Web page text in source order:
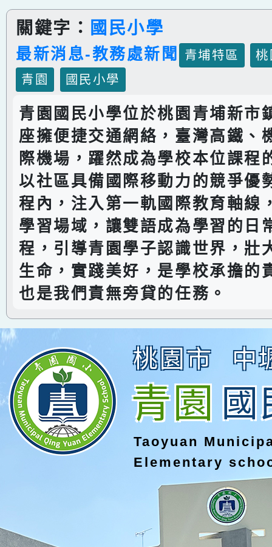
關鍵字： 國民小學
最新消息-教務處新聞 青埔特區
青園
國民小學
青園國民小學位於桃園青埔新市
座擁便捷交通網絡，臺灣高鐵、
際機場，躍然成為學校本位課程
以社區具備國際移動力的競爭優
程內，注入第一軌國際教育軸線
學習場域，讓雙語成為學習的日
程，引導青園學子認識世界，壯
生命，實踐美好，是學校承擔的
也是我們責無旁貸的任務。
桃園市 中
青園國
Taoyuan
Elementary